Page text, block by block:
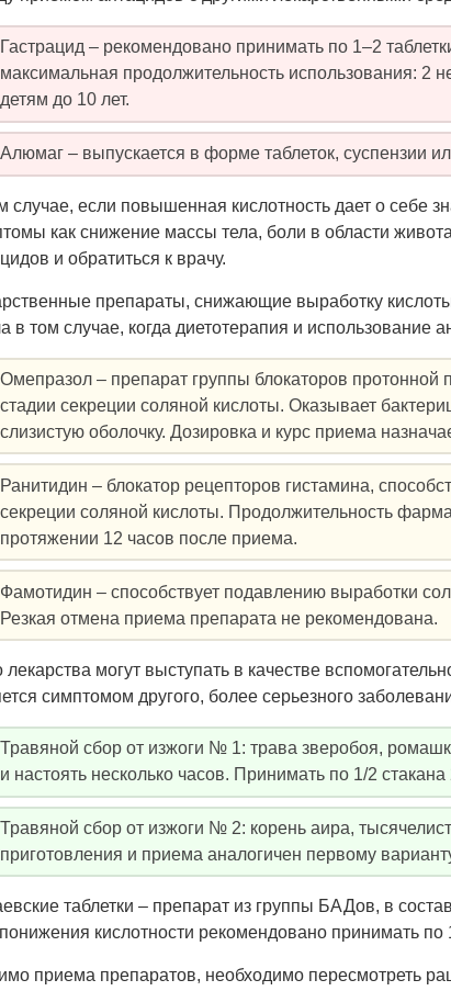
Гастрацид – рекомендовано принимать по 1–2
максимальная продолжительность использования: 2
детям до 10 лет.
Алюмаг – выпускается в форме таблеток, суспензии
случае, если повышенная кислотность дает о себе
как снижение массы тела, боли в области
и обратиться к врачу.
препараты, снижающие выработку
в том случае, когда диетотерапия и использование
Омепразол – препарат группы блокаторов протонной
стадии секреции соляной кислоты. Оказывает
слизистую оболочку. Дозировка и курс приема
Ранитидин – блокатор рецепторов гистамина,
секреции соляной кислоты. Продолжительность
протяжении 12 часов после приема.
Фамотидин – способствует подавлению выработки
Резкая отмена приема препарата не рекомендована.
лекарства могут выступать в качестве
симптомом другого, более серьезного
Травяной сбор от изжоги № 1: трава зверобоя,
и настоять несколько часов. Принимать по 1/2
Травяной сбор от изжоги № 2: корень аира,
приготовления и приема аналогичен первому
таблетки – препарат из группы БАДов, в
кислотности рекомендовано принимать по
приема препаратов, необходимо пересмотреть